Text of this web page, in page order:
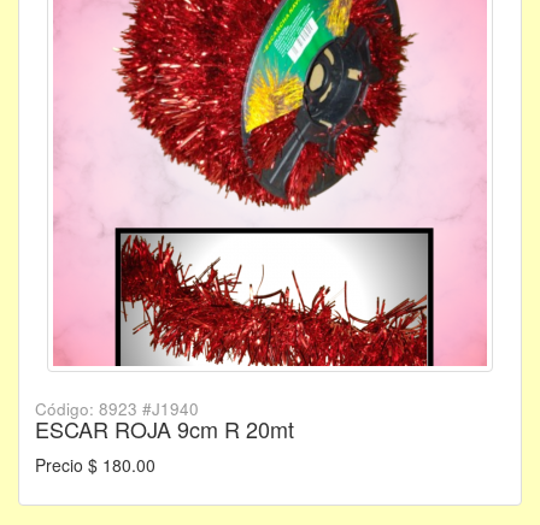
Código: 8923 #J1940
ESCAR ROJA 9cm R 20mt
Precio $ 180.00